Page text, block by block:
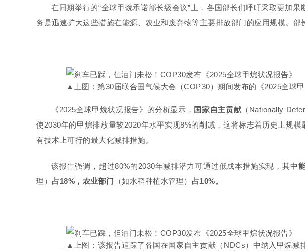
在同期举行的“全球甲烷承诺部长级会议”上，各国部长们呼吁采取更加
务是迅速扩大这些措施在能源、农业和废弃物等主要排放部门的应用规模。
▲上图：第30届联合国气候大会（COP30）期间发布的《2025全球
《2025全球甲烷状况报告》的分析显示， 国家自主贡献 （Nationally
使2030年的甲烷排放量较2020年水平实现8%的削减，这将标志着历史上规
有技术上可行的最大化减排措施。
该报告强调，超过80%的2030年减排潜力可通过低成本措施实现，其中
理） 占18%，农业部门 （如水稻种植水管理） 占10%。
▲上图：该报告追踪了各国在国家自主贡献（NDCs）中纳入甲烷减